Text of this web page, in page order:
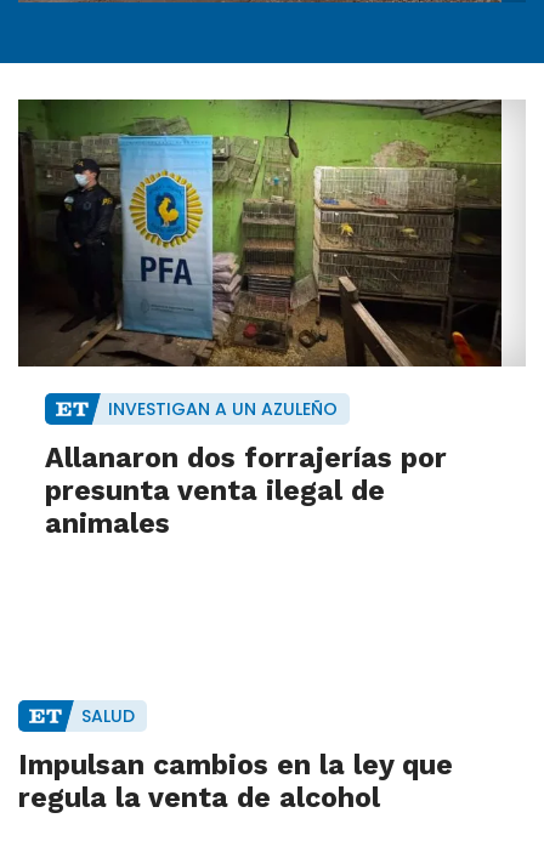
INVESTIGAN A UN AZULEÑO
Allanaron dos forrajerías por
presunta venta ilegal de
animales
SALUD
Impulsan cambios en la ley que
regula la venta de alcohol